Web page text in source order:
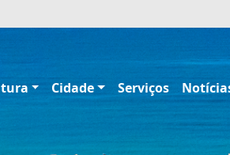
Cidade Serviços